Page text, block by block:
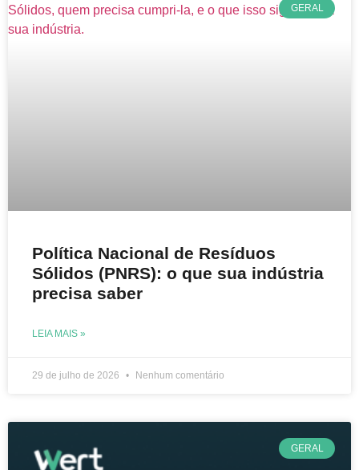
GERAL
Política Nacional de Resíduos
Sólidos (PNRS): o que sua indústria
precisa saber
LEIA MAIS »
29 de julho de 2026 Nenhum comentário
GERAL